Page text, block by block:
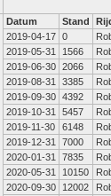
Datum Stand
2019-04-17 0
2019-05-31
1566
2019-06-30 2066
2019-08-31
3385
2019-09-30 4392
2019-10-31
5457
2019-11-30
6148
2019-12-31
7000
2020-01-31
7835
2020-05-31
10150
2020-09-30
12002